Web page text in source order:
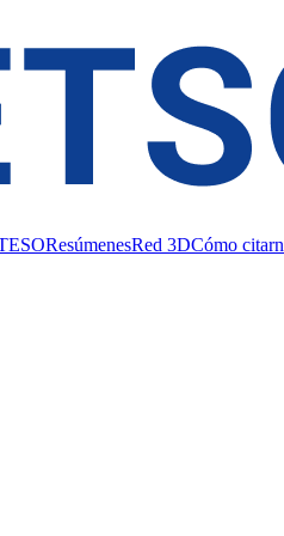
ResúmenesRed 3DCómo